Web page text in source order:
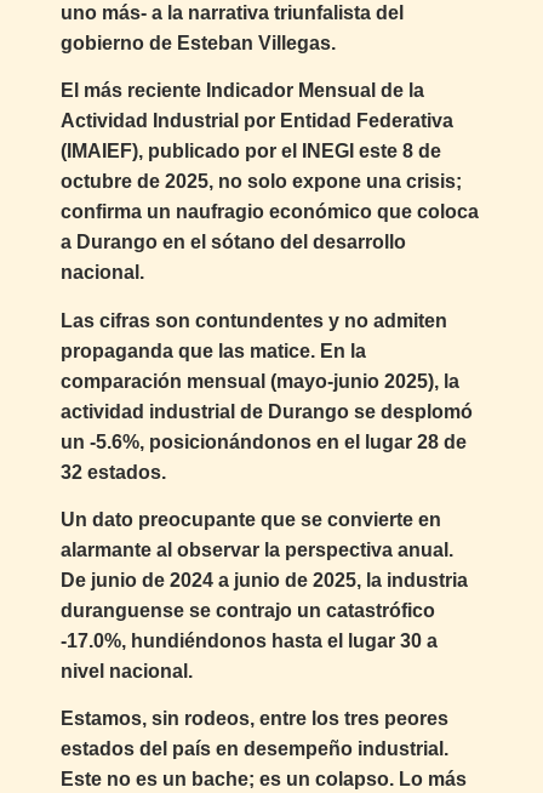
uno más- a la narrativa triunfalista del
gobierno de Esteban Villegas.
El más reciente Indicador Mensual de la
Actividad Industrial por Entidad Federativa
(IMAIEF), publicado por el INEGI este 8 de
octubre de 2025, no solo expone una crisis;
confirma un naufragio económico que coloca
a Durango en el sótano del desarrollo
nacional.
Las cifras son contundentes y no admiten
propaganda que las matice. En la
comparación mensual (mayo-junio 2025), la
actividad industrial de Durango se desplomó
un -5.6%, posicionándonos en el lugar 28 de
32 estados.
Un dato preocupante que se convierte en
alarmante al observar la perspectiva anual.
De junio de 2024 a junio de 2025, la industria
duranguense se contrajo un catastrófico
-17.0%, hundiéndonos hasta el lugar 30 a
nivel nacional.
Estamos, sin rodeos, entre los tres peores
estados del país en desempeño industrial.
Este no es un bache; es un colapso. Lo más